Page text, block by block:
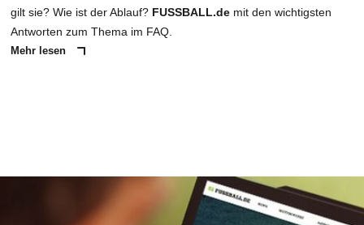
gilt sie? Wie ist der Ablauf? FUSSBALL.de mit den wichtigsten
Antworten zum Thema im FAQ.
Mehr lesen